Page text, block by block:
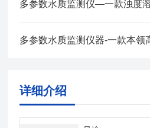
详细介绍